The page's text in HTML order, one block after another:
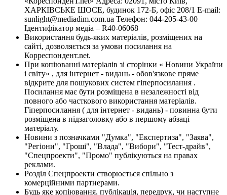
ХАРКІВСЬКЕ ШОСЕ, будинок 172-Б, офіс 208/1 E-mail:
sunlight@mediadim.com.ua Телефон: 044-205-43-00
Ідентифікатор медіа – R40-06068
Використання будь-яких матеріалів, розміщених на
сайті, дозволяється за умови посилання на
Корреспондент.net.
При копіюванні матеріалів зі сторінки « Новини України
і світу» , для інтернет - видань - обов'язкове пряме
відкрите для пошукових систем гіперпосилання .
Посилання має бути розміщена в незалежності від
повного або часткового використання матеріалів.
Гіперпосилання ( для інтернет - видань) - повинна бути
розміщена в підзаголовку або в першому абзаці
матеріалу.
Новини з позначками "Думка", "Експертиза", "Заява",
"Регіони", "Гроші", "Влада", "Вибори", "Тест-драйв",
"Спецпроекти", "Промо" публікуються на правах
реклами.
Розділ Спецпроекти створюється спільно з
комерційними партнерами.
Будь яке копіювання, публікація, передрук, чи наступне